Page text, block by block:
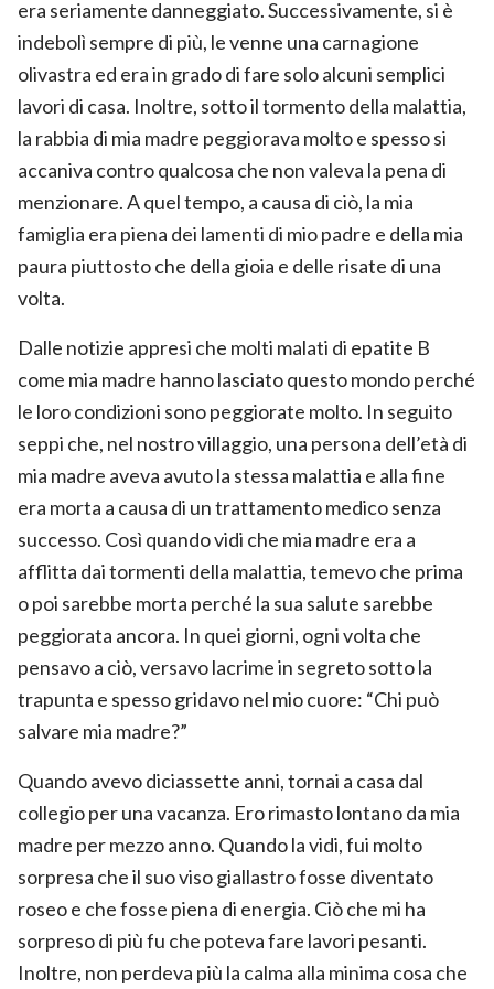
era seriamente danneggiato. Successivamente, si è
indebolì sempre di più, le venne una carnagione
olivastra ed era in grado di fare solo alcuni semplici
lavori di casa. Inoltre, sotto il tormento della malattia,
la rabbia di mia madre peggiorava molto e spesso si
accaniva contro qualcosa che non valeva la pena di
menzionare. A quel tempo, a causa di ciò, la mia
famiglia era piena dei lamenti di mio padre e della mia
paura piuttosto che della gioia e delle risate di una
volta.
Dalle notizie appresi che molti malati di epatite B
come mia madre hanno lasciato questo mondo perché
le loro condizioni sono peggiorate molto. In seguito
seppi che, nel nostro villaggio, una persona dell’età di
mia madre aveva avuto la stessa malattia e alla fine
era morta a causa di un trattamento medico senza
successo. Così quando vidi che mia madre era a
afflitta dai tormenti della malattia, temevo che prima
o poi sarebbe morta perché la sua salute sarebbe
peggiorata ancora. In quei giorni, ogni volta che
pensavo a ciò, versavo lacrime in segreto sotto la
trapunta e spesso gridavo nel mio cuore: “Chi può
salvare mia madre?”
Quando avevo diciassette anni, tornai a casa dal
collegio per una vacanza. Ero rimasto lontano da mia
madre per mezzo anno. Quando la vidi, fui molto
sorpresa che il suo viso giallastro fosse diventato
roseo e che fosse piena di energia. Ciò che mi ha
sorpreso di più fu che poteva fare lavori pesanti.
Inoltre, non perdeva più la calma alla minima cosa che